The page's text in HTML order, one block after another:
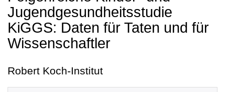
Jugendgesundheitsstudie
KiGGS: Daten für Taten und für
Wissenschaftler
Robert Koch-Institut